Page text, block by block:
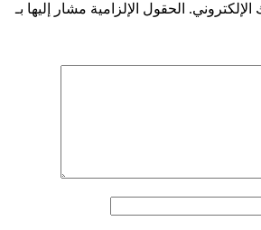
الحقول الإلزامية مشار إليها بـ